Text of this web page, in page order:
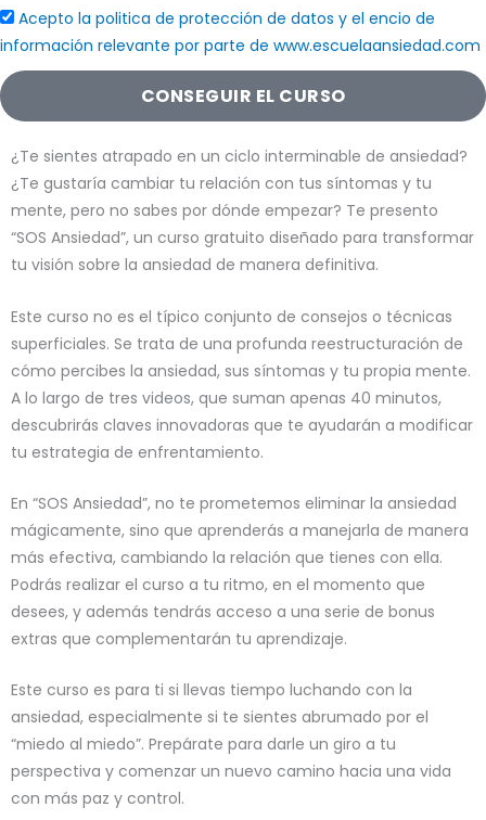
Acepto la politica de protección de datos y el encio de
información relevante por parte de www.escuelaansiedad.com
CONSEGUIR EL CURSO
¿Te sientes atrapado en un ciclo interminable de ansiedad?
¿Te gustaría cambiar tu relación con tus síntomas y tu
mente, pero no sabes por dónde empezar? Te presento
“SOS Ansiedad”, un curso gratuito diseñado para transformar
tu visión sobre la ansiedad de manera definitiva.
Este curso no es el típico conjunto de consejos o técnicas
superficiales. Se trata de una profunda reestructuración de
cómo percibes la ansiedad, sus síntomas y tu propia mente.
A lo largo de tres videos, que suman apenas 40 minutos,
descubrirás claves innovadoras que te ayudarán a modificar
tu estrategia de enfrentamiento.
En “SOS Ansiedad”, no te prometemos eliminar la ansiedad
mágicamente, sino que aprenderás a manejarla de manera
más efectiva, cambiando la relación que tienes con ella.
Podrás realizar el curso a tu ritmo, en el momento que
desees, y además tendrás acceso a una serie de bonus
extras que complementarán tu aprendizaje.
Este curso es para ti si llevas tiempo luchando con la
ansiedad, especialmente si te sientes abrumado por el
“miedo al miedo”. Prepárate para darle un giro a tu
perspectiva y comenzar un nuevo camino hacia una vida
con más paz y control.